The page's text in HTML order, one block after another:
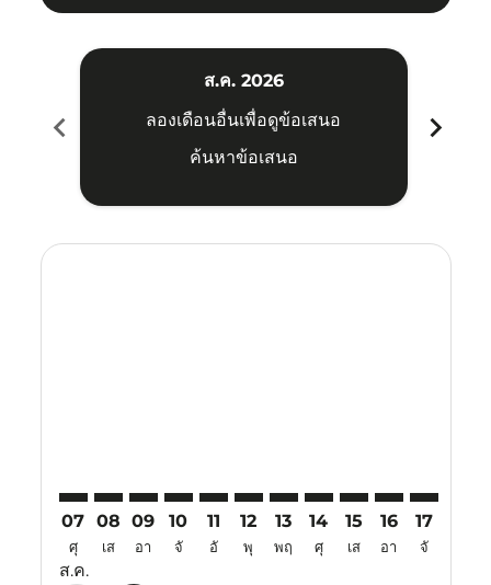
chevron_left
ส.ค. 2026
ลองเดือนอื่นเพื่อดูข้อเสนอ
ค้นหาข้อเสนอ
chevron_right
07
ศุ
ส.ค.
08
เส
09
อา
10
จั
11
อั
12
พุ
13
พฤ
14
ศุ
15
เส
16
อา
17
จั